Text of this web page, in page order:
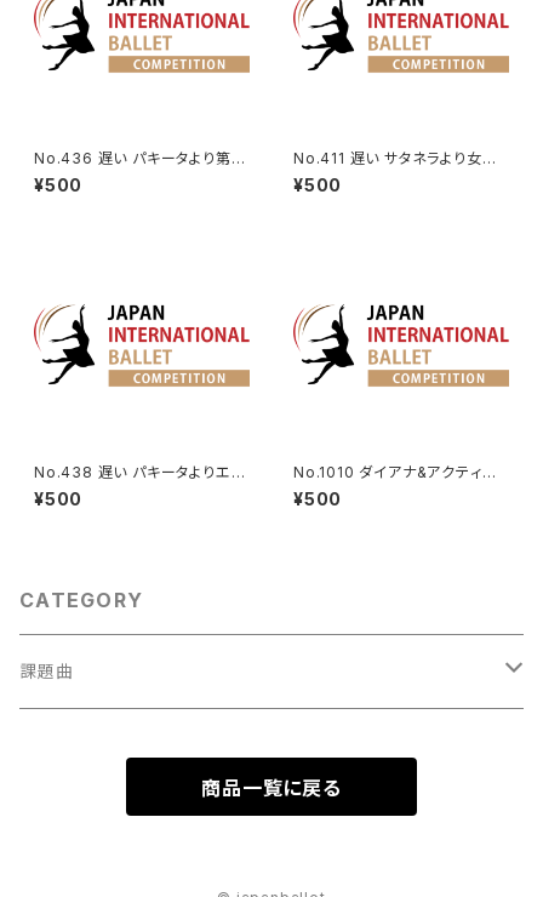
No.436 遅い パキータより第3
Va.
¥500
No.411 遅い サタネラより女性V
a.
¥500
No.438 遅い パキータよりエト
ワールのVa.
¥500
No.1010 ダイアナ&アクティオ
ンより男性Va.
¥500
CATEGORY
課題曲
商品一覧に戻る